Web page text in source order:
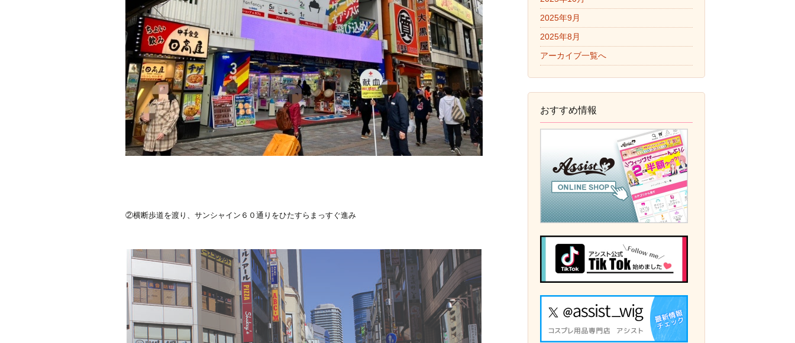
②横断歩道を渡り、サンシャイン６０通りをひたすらまっすぐ進み
2025年9月
2025年8月
アーカイブ一覧へ
おすすめ情報